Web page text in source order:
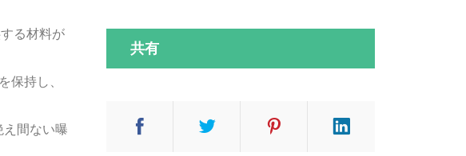
る材料が
保持し、
間ない曝
共有